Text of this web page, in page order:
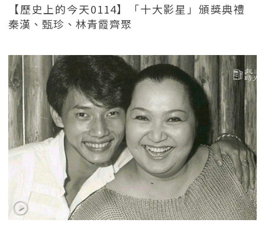
【歷史上的今天0114】「十大影星」頒獎典禮
秦漢、甄珍、林青霞齊聚